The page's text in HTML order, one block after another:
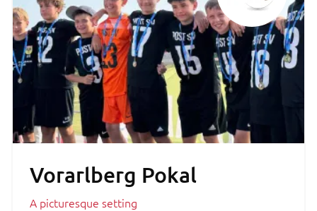
Vorarlberg Pokal
A picturesque setting